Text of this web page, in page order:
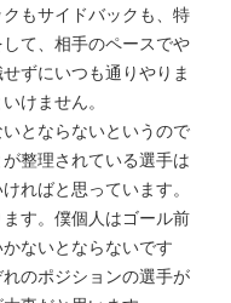
もサイドバックも、特
て、相手のペースでや
ずにいつも通りやりま
けません。
とならないというので
整理されている選手は
ればと思っています。
す。僕個人はゴール前
ないとならないです
のポジションの選手が